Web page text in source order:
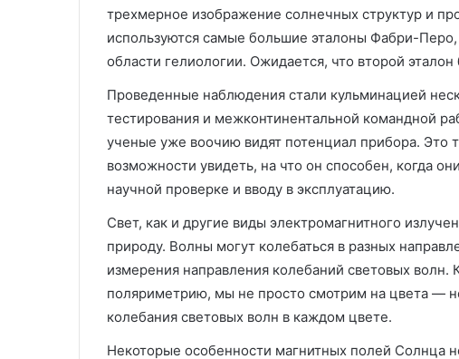
трехмерное изображение солнечных структур и
используются самые большие эталоны Фабри-
области гелиологии. Ожидается, что второй эталон
Проведенные наблюдения стали кульминацией
тестирования и межконтинентальной командной
ученые уже воочию видят потенциал прибора. Это
возможности увидеть, на что он способен, когда
научной проверке и вводу в эксплуатацию.
Свет, как и другие виды электромагнитного
природу. Волны могут колебаться в разных
измерения направления колебаний световых
поляриметрию, мы не просто смотрим на цвета —
колебания световых волн в каждом цвете.
Некоторые особенности магнитных полей Солнца